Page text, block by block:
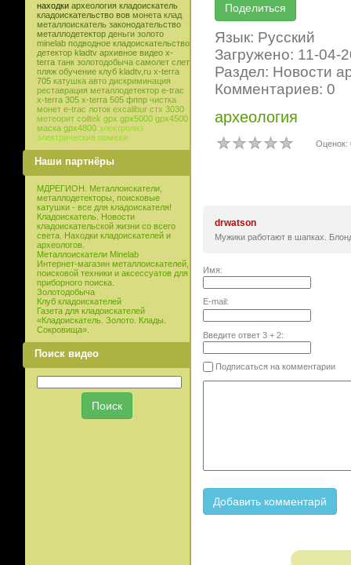
находки археология кладоискатель
кладоискательство вов монета клад
металлоискатель законодательство
металлодетектор деньги золото
minelab подводное кладоискательство
детектор kladtv архивное видео x-
terra танк золотодобыча самолет слет
пляж обучение клуб kladtv,ru x-terra
705 катушка авто дискриминация
реставрация металлодетектор e-trac
x-terra 305 x-terra 505 фппр чистка
монет e-trac лоток excalibur стх 3030
метеорит coiltek gpx gpx5000 gpx4500
маска gpx4800 электролиз
электрические помехи
Наши партнёры
МДРЕГИОН. Металлоискатели,
металлодетекторы, поисковые
катушки - все для кладоискателя!
Кладоискатель. Новости
кладоискательской жизни со всего
света. Находки кладоискателей и
археологов.
Металлоискатели Minelab
Интернет-магазин металлоискателей,
поисковой техники и аксессуатов для
приборного поиска.
Золотодобыча
Клуб кладоискателей
Газета для кладоискателей
«Кладоискатель. Золото. Клады.
Сокровища».
Поиск видео
Язык: Русский
Загружено: 11-04-
Раздел: Новости
Комментариев: 0
археология
Оценок:
drwatson
Мужики работают в шапках.
Имя:
E-mail:
Введите ответ 3+ 2:
Подписаться на комментарии